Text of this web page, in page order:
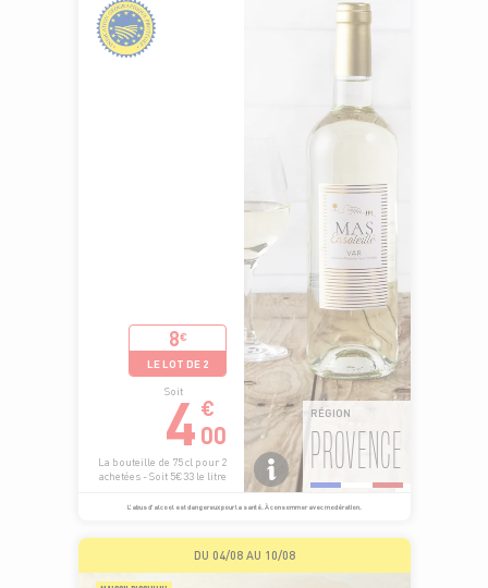
8€
LE LOT DE 2
Soit
4 €
00
La bouteille de 75 cl pour 2
achetées - Soit 5€33 le litre
RÉGION
PROVENCE
L’abus d’alcool est dangereux pour la santé. À consommer avec modération.
DU 04/08 AU 10/08